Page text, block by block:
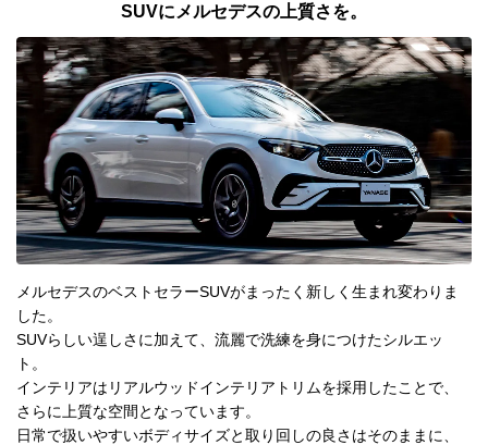
SUVにメルセデスの上質さを。
メルセデスのベストセラーSUVがまったく新しく生まれ変わりま
した。
SUVらしい逞しさに加えて、流麗で洗練を身につけたシルエッ
ト。
インテリアはリアルウッドインテリアトリムを採用したことで、
さらに上質な空間となっています。
日常で扱いやすいボディサイズと取り回しの良さはそのままに、